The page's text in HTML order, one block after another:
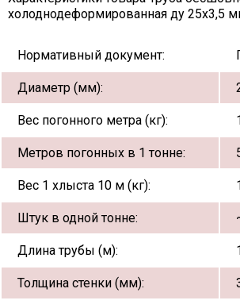
холоднодеформированная ду 25х3,5
Нормативный документ:
Диаметр (мм):
Вес погонного метра (кг):
Метров погонных в 1 тонне:
Вес 1 хлыста 10 м (кг):
Штук в одной тонне:
Длина трубы (м):
Толщина стенки (мм):